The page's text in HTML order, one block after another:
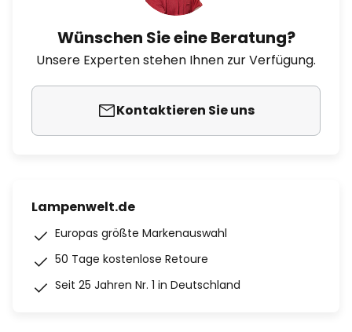
Wünschen Sie eine Beratung?
Unsere Experten stehen Ihnen zur Verfügung.
Kontaktieren Sie uns
Lampenwelt.de
Europas größte Markenauswahl
50 Tage kostenlose Retoure
Seit 25 Jahren Nr. 1 in Deutschland